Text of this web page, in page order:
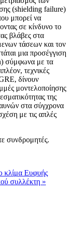
(shielding failure)
μπορεί να
σε κίνδυνο το
βλάβες στα
τάσεων και τον
μια προσέγγιση
σύμφωνα με τα
τεχνικές
δίνουν
μοντελοποίησης
της
στα σύγχρονα
με τις απλές
συνδρομητές.
κλίμα Ευφυής
συλλέκτη »